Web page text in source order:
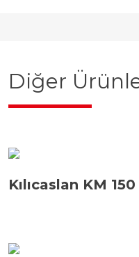
Diğer
Kılıcaslan KM